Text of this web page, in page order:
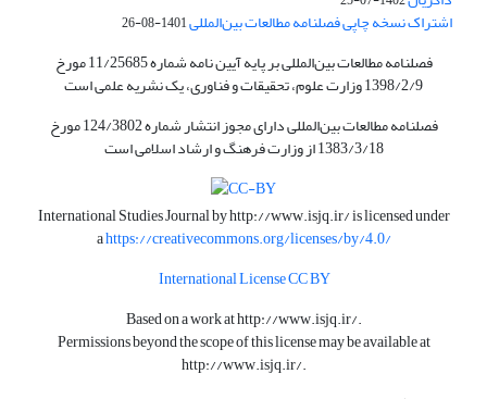
اشتراک نسخه چاپی فصلنامه مطالعات بین‌المللی1401-08-26
فصلنامه مطالعات بین‌المللی بر پایه آیین نامه شماره 11/25685 مورخ
1398/2/9 وزارت علوم، تحقیقات و فناوری، یک نشریه علمی است
فصلنامه مطالعات بین‌المللی دارای مجوز انتشار شماره 124/3802 مورخ
1383/3/18 از وزارت فرهنگ و ارشاد اسلامی است
International Studies Journal byhttp://www.isjq.ir/is licensed under
ahttps://creativecommons.org/licenses/by/4.0/
International License CC BY
Based on a work athttp://www.isjq.ir/.
Permissions beyond the scope of this license may be available at
http://www.isjq.ir/.